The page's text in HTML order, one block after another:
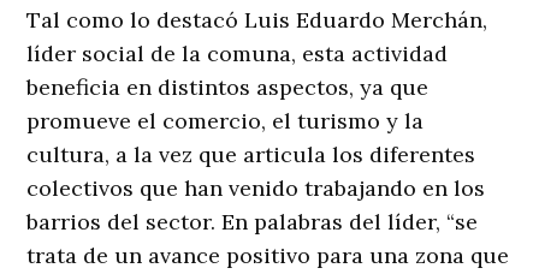
Tal como lo destacó Luis Eduardo Merchán,
líder social de la comuna, esta actividad
beneficia en distintos aspectos, ya que
promueve el comercio, el turismo y la
cultura, a la vez que articula los diferentes
colectivos que han venido trabajando en los
barrios del sector. En palabras del líder, “se
trata de un avance positivo para una zona que